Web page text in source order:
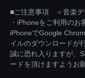
■ご注意事項 ＜音楽デ
・iPhoneをご利用のお
iPhoneでGoogle
イルのダウンロードが
誠に恐れ入りますが、
ードを頂けますようお